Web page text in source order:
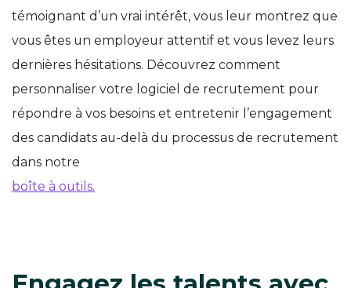
témoignant d’un vrai intérêt, vous leur montrez que
vous êtes un employeur attentif et vous levez leurs
dernières hésitations. Découvrez comment
personnaliser votre logiciel de recrutement pour
répondre à vos besoins et entretenir l’engagement
des candidats au-delà du processus de recrutement
dans notre
boîte à outils.